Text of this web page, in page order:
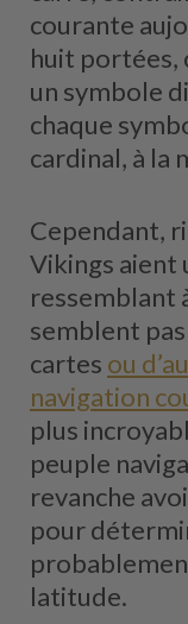
courante
huit portées,
un symbole
chaque
cardinal, à la
Cependant,
Vikings aient
ressemblant
semblent
cartes ou
navigation
plus
peuple
revanche
pour
latitude.